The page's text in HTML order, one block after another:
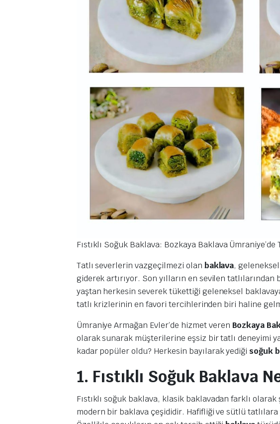
Fıstıklı Soğuk Baklava: Bozkaya Baklava
Tatlı severlerin vazgeçilmezi olan baklava,
giderek artırıyor. Son yılların en sevilen tatlılarından
yaştan herkesin severek tükettiği geleneksel
tatlı krizlerinin en favori tercihlerinden biri haline
Ümraniye Armağan Evler’de hizmet veren Bozkaya
olarak sunarak müşterilerine eşsiz bir tatlı deneyimi
kadar popüler oldu? Herkesin bayılarak yediği soğuk
1. Fıstıklı Soğuk Baklava
Fıstıklı soğuk baklava, klasik baklavadan farklı
modern bir baklava çeşididir. Hafifliği ve sütlü